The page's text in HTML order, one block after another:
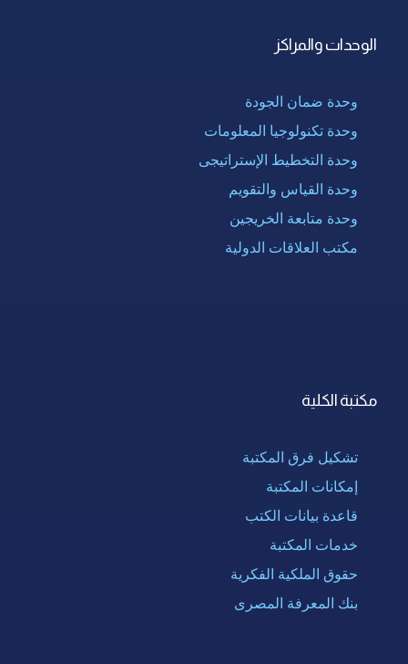
الوحدات والمراكز
وحدة ضمان الجودة
وحدة تكنولوجيا المعلومات
وحدة التخطيط الإستراتيجى
وحدة القياس والتقويم
وحدة متابعة الخريجين
مكتب العلاقات الدولية
مكتبة الكلية
تشكيل فرق المكتبة
إمكانات المكتبة
قاعدة بيانات الكتب
خدمات المكتبة
حقوق الملكية الفكرية
بنك المعرفة المصرى